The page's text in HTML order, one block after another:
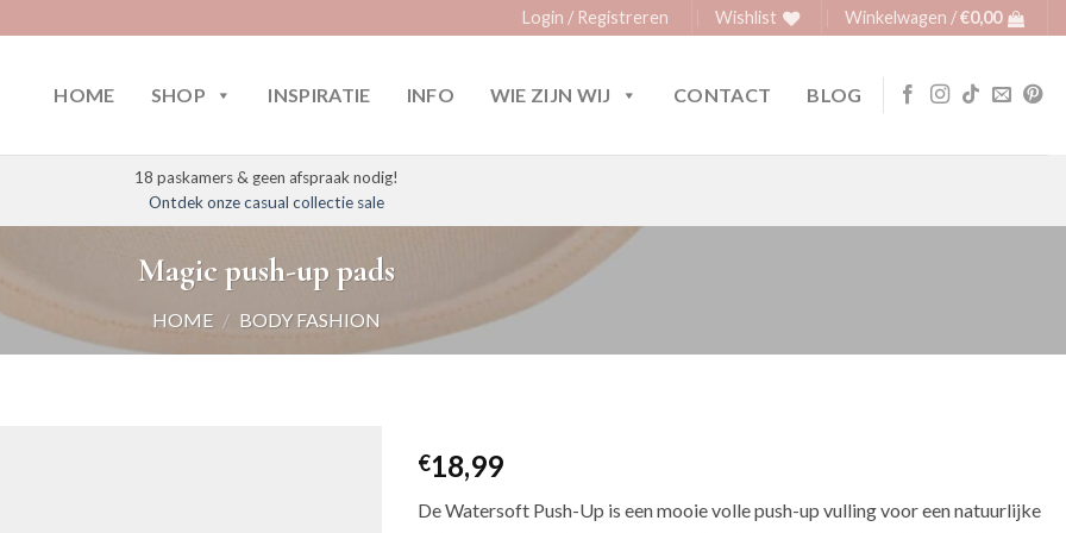
Login / Registreren Wishlist Winkelwagen /€0,00
HOME SHOP INSPIRATIE INFO WIE ZIJN WIJ CONTACT BLOG
18 paskamers & geen afspraak nodig!
Ontdek onze casual collectie sale
Magic push-up pads
HOME / BODY FASHION
€18,99
De Watersoft Push-Up is een mooie volle push-up vulling voor een natuurlijke